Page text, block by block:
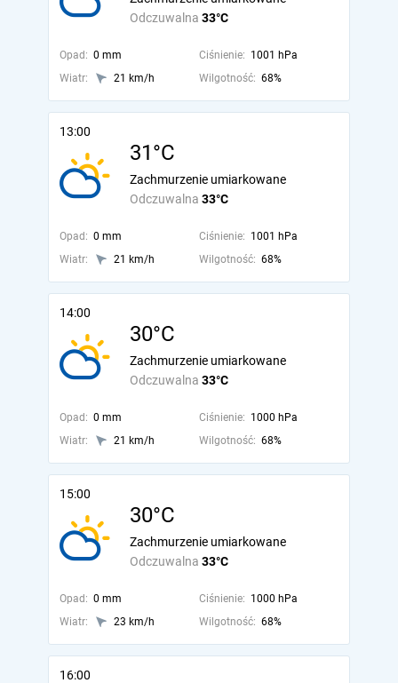
Odczuwalna 33°C
Opad: 0 mm Ciśnienie: 1001 hPa
Wiatr:
21 km/h Wilgotność: 68%
13:00
31°C
Odczuwalna 33°C
Zachmurzenie umiarkowane
Opad: 0 mm Ciśnienie: 1001 hPa
Wiatr:
21 km/h Wilgotność: 68%
14:00
30°C
Odczuwalna 33°C
Zachmurzenie umiarkowane
Opad: 0 mm Ciśnienie: 1000 hPa
Wiatr:
21 km/h Wilgotność: 68%
15:00
30°C
Odczuwalna 33°C
Zachmurzenie umiarkowane
Opad: 0 mm Ciśnienie: 1000 hPa
Wiatr:
23 km/h Wilgotność: 68%
16:00